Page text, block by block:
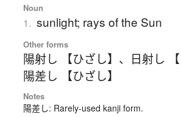
Noun
1. sunlight; rays of the Sun
Other forms
陽射し 【ひざし】 、 日射し 【
陽差し 【ひざし】
Notes
陽差し: Rarely-used kanji form.